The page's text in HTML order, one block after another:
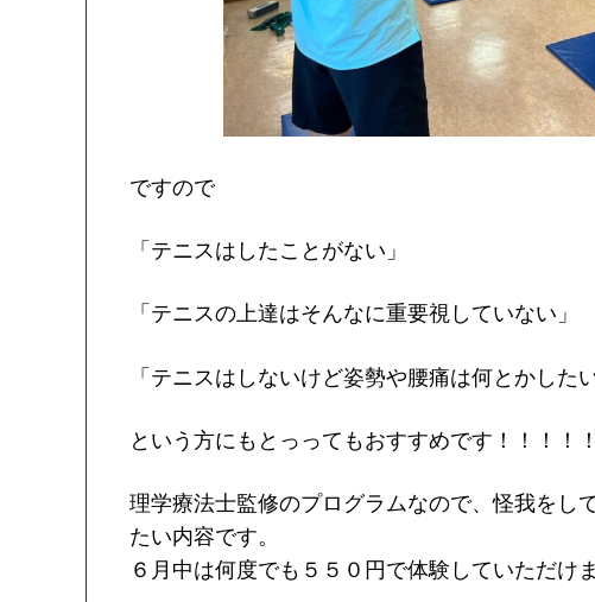
ですので
「テニスはしたことがない」
「テニスの上達はそんなに重要視していない」
「テニスはしないけど姿勢や腰痛は何とかしたい
という方にもとっってもおすすめです！！！！！
理学療法士監修のプログラムなので、怪我をし
たい内容です。
６月中は何度でも５５０円で体験していただけま